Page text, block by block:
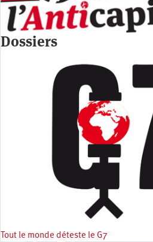
Dossiers
Tout le monde déteste le G7